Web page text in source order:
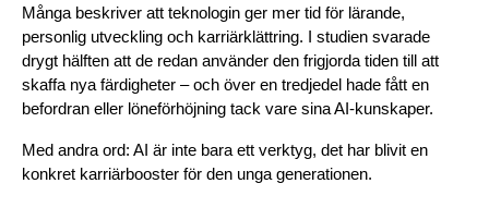
Många beskriver att teknologin ger mer tid för lärande,
personlig utveckling och karriärklättring. I studien svarade
drygt hälften att de redan använder den frigjorda tiden till att
skaffa nya färdigheter – och över en tredjedel hade fått en
befordran eller löneförhöjning tack vare sina AI-kunskaper.
Med andra ord: AI är inte bara ett verktyg, det har blivit en
konkret karriärbooster för den unga generationen.